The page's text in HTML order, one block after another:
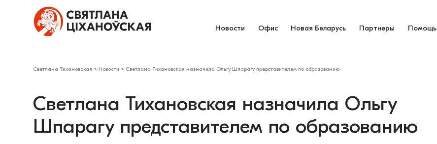
Новости Офис Новая Беларусь Партнеры Помощь
Светлана Тихановская > Новости > Светлана Тихановская назначила Ольгу Шпарагу представителем по образованию
Светлана Тихановская назначила Ольгу
Шпарагу представителем по образованию